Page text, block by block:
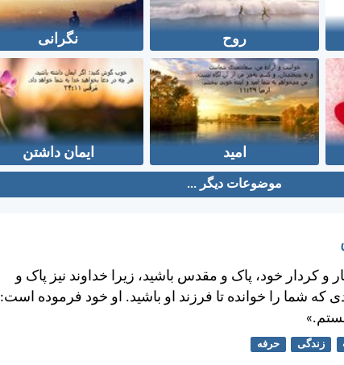
روح نگرانی
امید ایمان داشتن
موضوعات دیگر ...
و كردار خود، پاک و مقدس باشيد، زيرا خداوند نيز پاک و
شما را خوانده تا فرزند او باشيد. او خود فرموده است:
زندگی حرفه